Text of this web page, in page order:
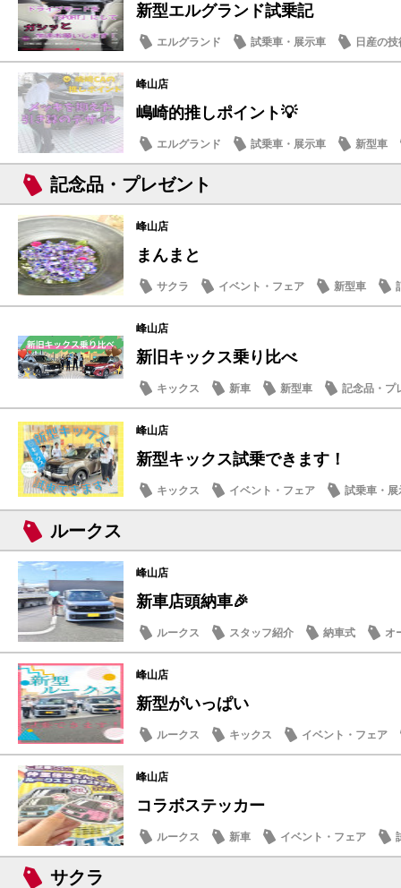
新型エルグランド試乗記
エルグランド 試乗車・展示車
日産の技
スタッフ紹介
峰山店
嶋崎的推しポイント💡
エルグランド 試乗車・展示車 新型車
記念品・プレゼント
峰山店
まんまと
サクラ イベント・フェア 新型車
日常の出来事
峰山店
新旧キックス乗り比べ
キックス 新車 新型車 記念品・プ
峰山店
新型キックス試乗できます！
キックス イベント・フェア
試乗車・展
スタッフ紹介
ルークス
峰山店
新車店頭納車🎉
ルークス スタッフ紹介 納車式 オ
峰山店
新型がいっぱい
ルークス キックス
イベント・フェア
スタッフ紹介
峰山店
コラボステッカー
ルークス 新車 イベント・フェア
記念品・プレゼント
サクラ